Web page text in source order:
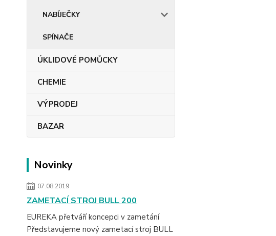
NABÍJEČKY
SPÍNAČE
ÚKLIDOVÉ POMŮCKY
CHEMIE
VÝPRODEJ
BAZAR
Novinky
07.08.2019
ZAMETACÍ STROJ BULL 200
EUREKA přetváří koncepci v zametání
Představujeme nový zametací stroj BULL